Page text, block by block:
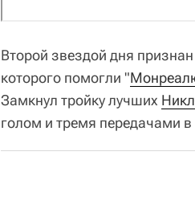
Второй звездой дня признан
которого помогли "
Замкнул тройку лучших
голом и тремя передачами